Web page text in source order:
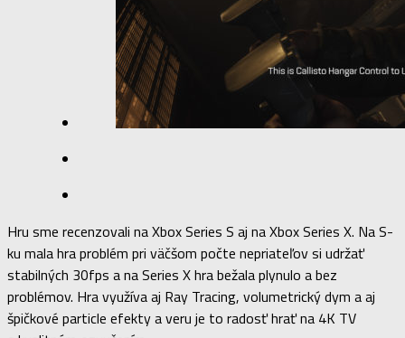
Hru sme recenzovali na Xbox Series S aj na Xbox Series X. Na S-
ku mala hra problém pri väčšom počte nepriateľov si udržať
stabilných 30fps a na Series X hra bežala plynulo a bez
problémov. Hra využíva aj Ray Tracing, volumetrický dym a aj
špičkové particle efekty a veru je to radosť hrať na 4K TV